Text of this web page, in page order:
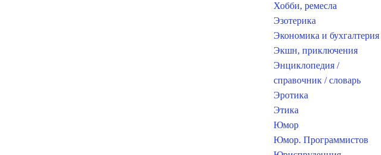
Хобби, ремесла
Эзотерика
Экономика и бухгалтерия
Экшн, приключения
Энциклопедия /
справочник / словарь
Эротика
Этика
Юмор
Юмор. Программистов